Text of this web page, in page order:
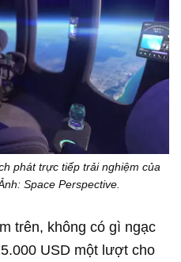
phát trực tiếp trải nghiệm của
Space Perspective.
trên, không có gì ngạc
USD một lượt cho